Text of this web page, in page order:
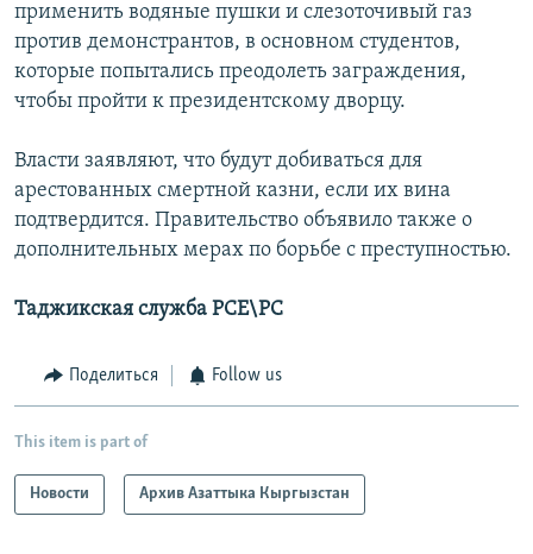
применить водяные пушки и слезоточивый газ
против демонстрантов, в основном студентов,
которые попытались преодолеть заграждения,
чтобы пройти к президентскому дворцу.
Власти заявляют, что будут добиваться для
арестованных смертной казни, если их вина
подтвердится. Правительство объявило также о
дополнительных мерах по борьбе с преступностью.
Таджикская служба РСЕ\РС
Поделиться Follow us
This item is part of
Новости Архив Азаттыка Кыргызстан